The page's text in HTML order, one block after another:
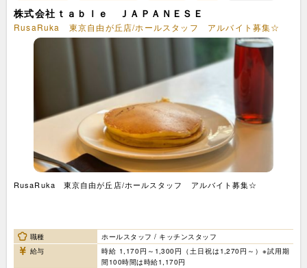
株式会社ｔａｂｌｅ ＪＡＰＡＮＥＳＥ
RusaRuka 東京自由が丘店/ホールスタッフ アルバイト募集☆
RusaRuka 東京自由が丘店/ホールスタッフ アルバイト募集☆
職種
ホールスタッフ / キッチンスタッフ
給与
時給 1,170円～1,300円（土日祝は1,270円～）※試用期
間100時間は時給1,170円